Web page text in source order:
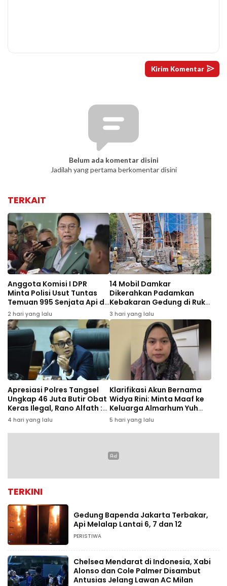
Belum ada komentar disini
Jadilah yang pertama berkomentar disini
TERKAIT
Anggota Komisi I DPR
Minta Polisi Usut Tuntas
Temuan 995 Senjata Api di
Sekolah Swasta Jaksel
2 hari yang lalu
14 Mobil Damkar
Dikerahkan Padamkan
Kebakaran Gedung di Ruko
Central Cikini
3 hari yang lalu
Apresiasi Polres Tangsel
Ungkap 46 Juta Butir Obat
Keras Ilegal, Rano Alfath :
Bukti Tetap Profesional
Jalankan Tugas
4 hari yang lalu
Klarifikasi Akun Bernama
Widya Rini: Minta Maaf ke
Keluarga Almarhum Yuh
Rizal dan Instansi
5 hari yang lalu
TERKINI
Gedung Bapenda Jakarta Terbakar,
Api Melalap Lantai 6, 7 dan 12
PERISTIWA
Chelsea Mendarat di Indonesia, Xabi
Alonso dan Cole Palmer Disambut
Antusias Jelang Lawan AC Milan